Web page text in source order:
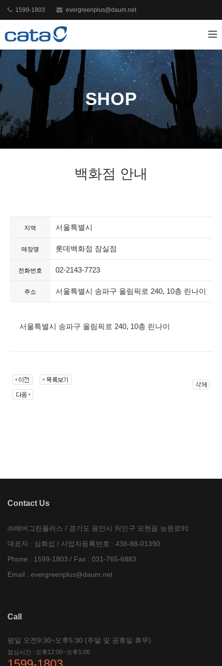
1599-1803 evergreenplus@daum.net
SHOP
백화점 안내
지역 서울특별시
매장명 롯데백화점 잠실점
전화번호 02-2143-7723
주소 서울특별시 송파구 올림픽로 240, 10층 린나이
서울특별시 송파구 올림픽로 240, 10층 린나이
Contact Us
㈜에버그린플러스 / 경기도 용인시 처인구 모현읍 능원로91
대표자 : 심화섭 / 사업자등록번호 : 438-88-01390
Phone : 1599-1803 / Fax : 031-765-6883
Email : evergreenplus@daum.net
Call
평일 오전9:30~오후5:30 (주말 및 공휴일 휴무)
점심시간 : 오후12:00~오후1:00